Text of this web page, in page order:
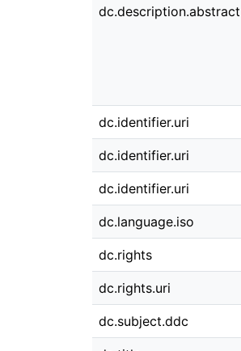
dc.description.abstract
dc.identifier.uri
dc.identifier.uri
dc.identifier.uri
dc.language.iso
dc.rights
dc.rights.uri
dc.subject.ddc